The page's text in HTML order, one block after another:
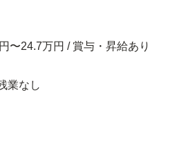
〜24.7万円 / 賞与・昇給あり
業なし